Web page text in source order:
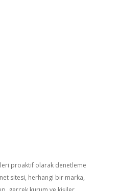
proaktif olarak denetleme
sitesi, herhangi bir marka,